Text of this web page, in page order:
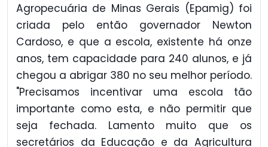
Agropecuária de Minas Gerais (Epamig) foi
criada pelo então governador Newton
Cardoso, e que a escola, existente há onze
anos, tem capacidade para 240 alunos, e já
chegou a abrigar 380 no seu melhor período.
"Precisamos incentivar uma escola tão
importante como esta, e não permitir que
seja fechada. Lamento muito que os
secretários da Educação e da Agricultura